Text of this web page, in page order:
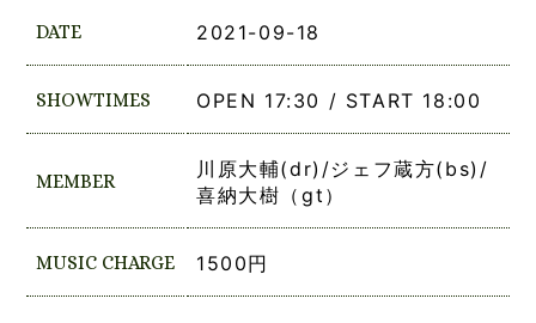
DATE 2021-09-18
SHOWTIMES OPEN 17:30 / START 18:00
MEMBER
川原大輔(dr)/ジェフ蔵方(bs)/
喜納大樹（gt）
MUSIC CHARGE 1500円